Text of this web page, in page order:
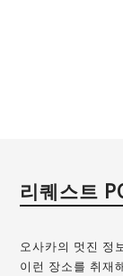
리퀘스트
오사카의 멋진 정
이런 장소를 취재